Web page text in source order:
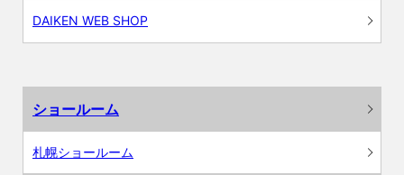
DAIKEN WEB SHOP
ショールーム
札幌ショールーム